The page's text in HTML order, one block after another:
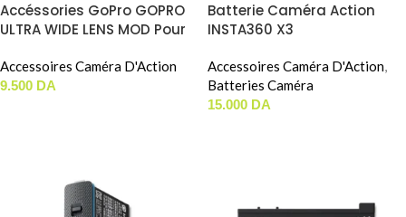
Accéssories GoPro GOPRO
ULTRA WIDE LENS MOD Pour
Accessoires Caméra D'Action
9.500 DA
Batterie Caméra Action
INSTA360 X3
Accessoires Caméra D'Action,
Batteries Caméra
15.000 DA